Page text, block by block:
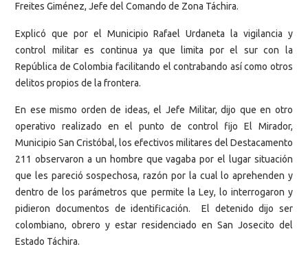
Freites Giménez, Jefe del Comando de Zona Táchira.
Explicó que por el Municipio Rafael Urdaneta la vigilancia y
control militar es continua ya que limita por el sur con la
República de Colombia facilitando el contrabando así como otros
delitos propios de la frontera.
En ese mismo orden de ideas, el Jefe Militar, dijo que en otro
operativo realizado en el punto de control fijo El Mirador,
Municipio San Cristóbal, los efectivos militares del Destacamento
211 observaron a un hombre que vagaba por el lugar situación
que les pareció sospechosa, razón por la cual lo aprehenden y
dentro de los parámetros que permite la Ley, lo interrogaron y
pidieron documentos de identificación. El detenido dijo ser
colombiano, obrero y estar residenciado en San Josecito del
Estado Táchira.